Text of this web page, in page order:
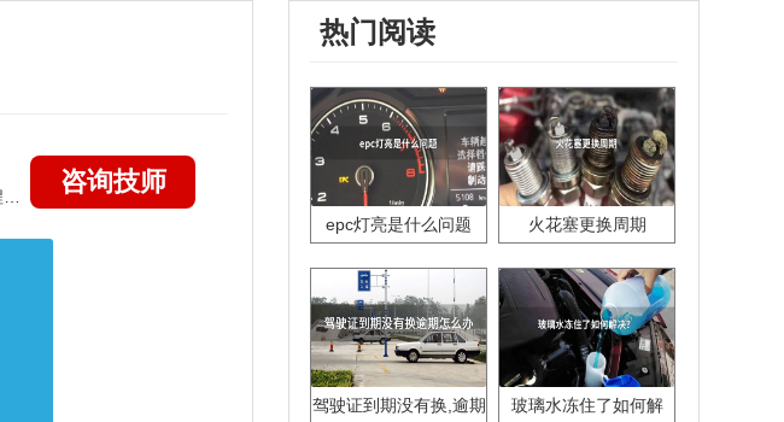
咨询技师
热门阅读
epc灯亮是什么问题 火花塞更换周期
驾驶证到期没有换,逾期
玻璃水冻住了如何解